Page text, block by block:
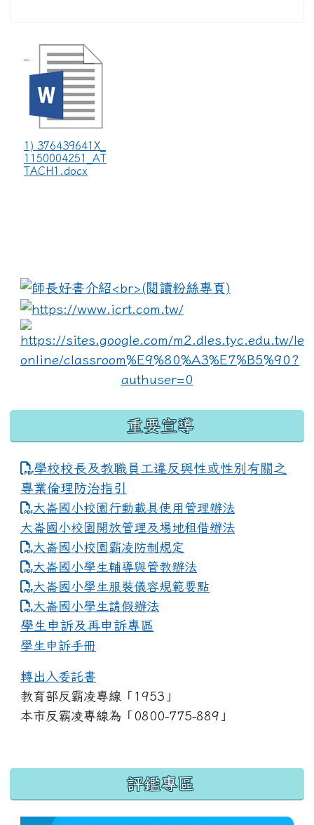
1) 376439641X_
1150004251_AT
TACH1.docx
link to https://
重要宣導
學校校長及教職員工違反與性或性別有關之
專業倫理防治指引
大崙國小校園行動載具使用管理辦法
大崙國小校園開放管理及場地租借辦法
大崙國小校園霸凌防制規定
大崙國小學生輔導與管教辦法
大崙國小學生服裝儀容規範要點
link to https://www.dles.tyc.edu.tw/uploads/
大崙國小學生請假辦法
學生申訴及再申訴專區
學生申訴手冊
轉出入委託書
教育部反霸凌專線「1953」
本市反霸凌專線為「0800-775-889」
:::
評鑑專區